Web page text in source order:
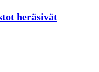
heräsivät